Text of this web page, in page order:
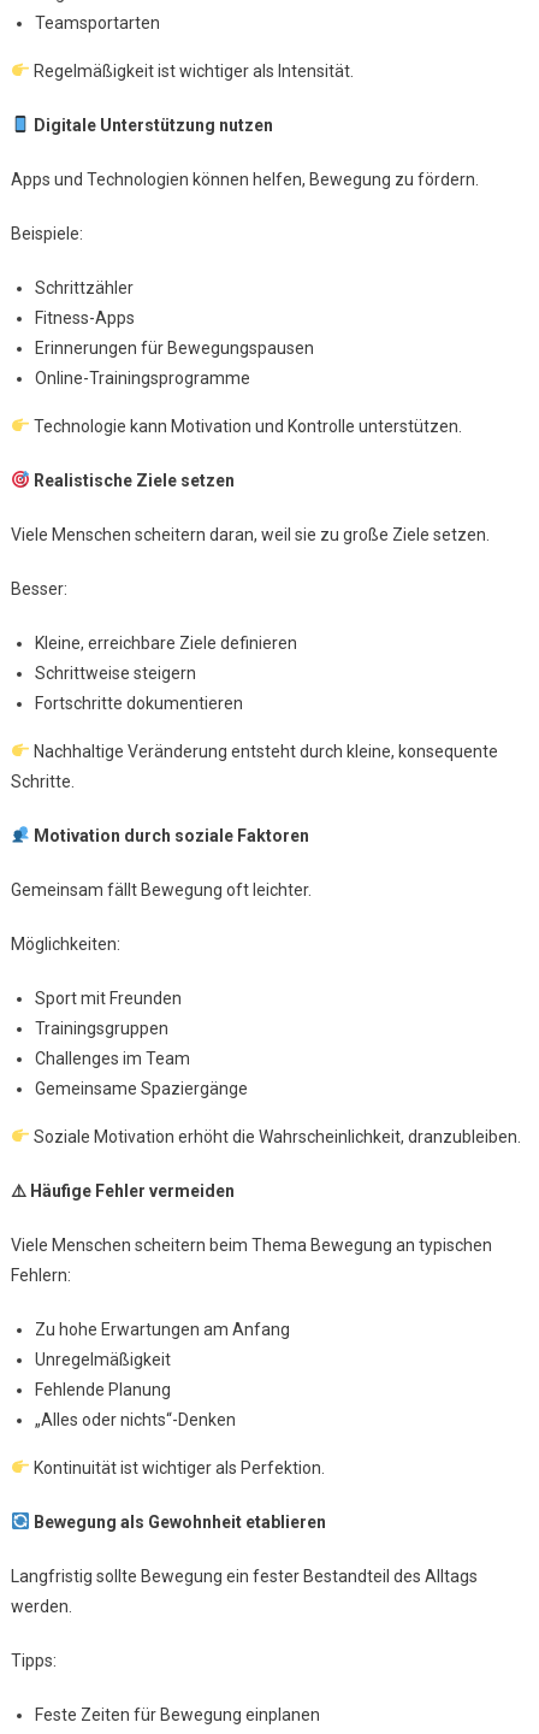
Teamsportarten
Regelmäßigkeit ist wichtiger als Intensität.
Digitale Unterstützung nutzen
Apps und Technologien können helfen, Bewegung zu fördern.
Beispiele:
Schrittzähler
Fitness-Apps
Erinnerungen für Bewegungspausen
Online-Trainingsprogramme
Technologie kann Motivation und Kontrolle unterstützen.
Realistische Ziele setzen
Viele Menschen scheitern daran, weil sie zu große Ziele setzen.
Besser:
Kleine, erreichbare Ziele definieren
Schrittweise steigern
Fortschritte dokumentieren
Nachhaltige Veränderung entsteht durch kleine, konsequente
Schritte.
Motivation durch soziale Faktoren
Gemeinsam fällt Bewegung oft leichter.
Möglichkeiten:
Sport mit Freunden
Trainingsgruppen
Challenges im Team
Gemeinsame Spaziergänge
Soziale Motivation erhöht die Wahrscheinlichkeit, dranzubleiben.
⚠Häufige Fehler vermeiden
Viele Menschen scheitern beim Thema Bewegung an typischen
Fehlern:
Zu hohe Erwartungen am Anfang
Unregelmäßigkeit
Fehlende Planung
„Alles oder nichts“-Denken
Kontinuität ist wichtiger als Perfektion.
Bewegung als Gewohnheit etablieren
Langfristig sollte Bewegung ein fester Bestandteil des Alltags
werden.
Tipps:
Feste Zeiten für Bewegung einplanen